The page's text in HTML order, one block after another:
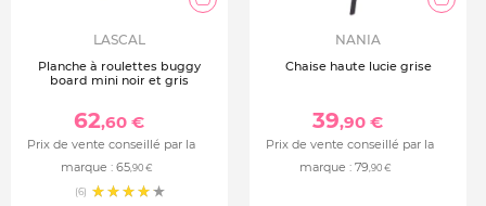
LASCAL
Planche à roulettes buggy
board mini noir et gris
62,60 €
Prix de vente conseillé par la
marque : 65,90 €
(6)
NANIA
Chaise haute lucie grise
39,90 €
Prix de vente conseillé par la
marque : 79,90 €